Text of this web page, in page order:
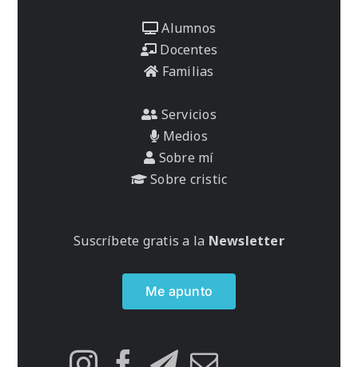
Alumnos
Docentes
Familias
Servicios
Medios
Sobre mí
Sobre cristic
Suscríbete gratis a la Newsletter
Me apunto